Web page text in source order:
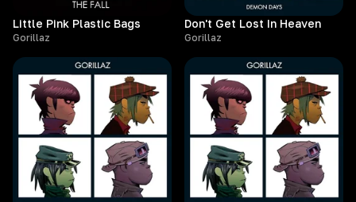
Little Pink Plastic Bags
Gorillaz
Don't Get Lost In Heaven
Gorillaz